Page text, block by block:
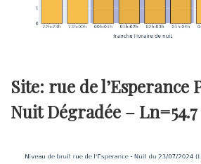
Site: rue de l’Esperance
Nuit Dégradée – Ln=54.7